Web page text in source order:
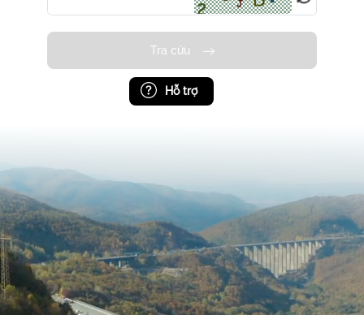
Tra cứu
Hỗ trợ